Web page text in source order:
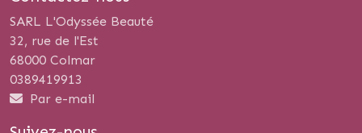
SARL L'Odyssée Beauté
32, rue de l'Est
68000 Colmar
0389419913
Par e-mail